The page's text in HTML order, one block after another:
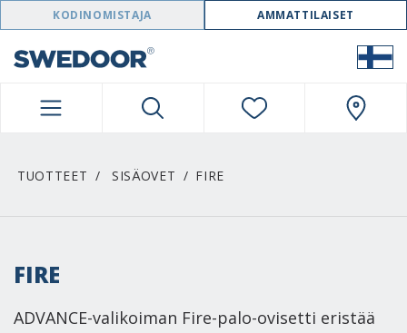
SWEDOOR NAVIGATION
KODINOMISTAJA AMMATTILAISET
TUOTTEET SISÄOVET FIRE
FIRE
ADVANCE-valikoiman Fire-palo-ovisetti eristää